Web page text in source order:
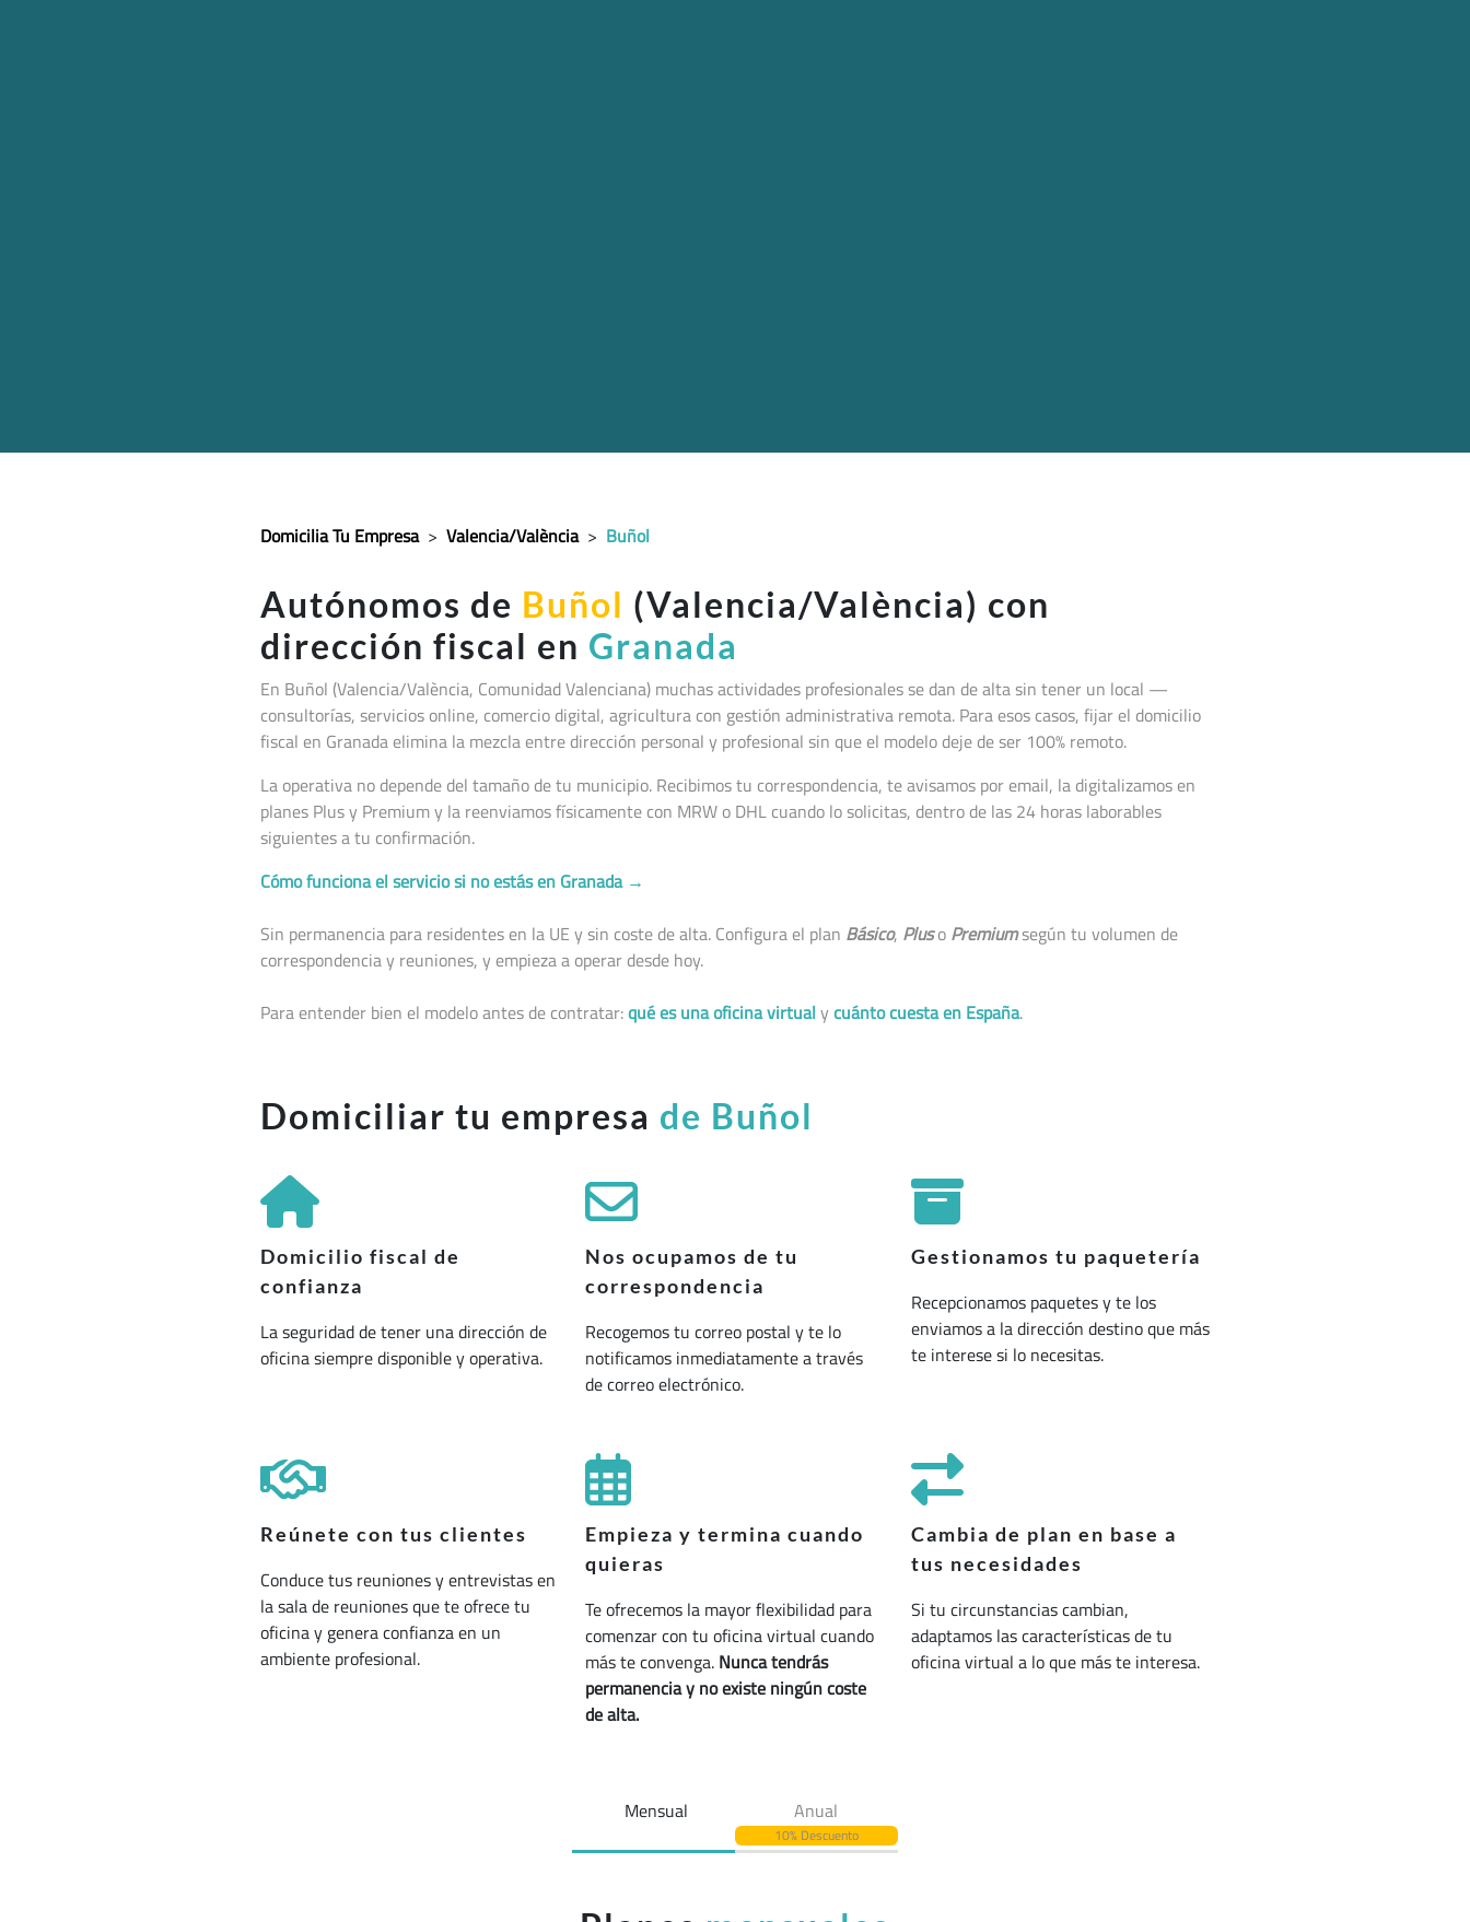
Domicilia Tu Empresa > Valencia/València > Buñol
Autónomos de Buñol (Valencia/València) con
dirección fiscal en Granada
En Buñol (Valencia/València, Comunidad Valenciana) muchas actividades profesionales se dan de alta sin tener un local —
consultorías, servicios online, comercio digital, agricultura con gestión administrativa remota. Para esos casos, fijar el domicilio
fiscal en Granada elimina la mezcla entre dirección personal y profesional sin que el modelo deje de ser 100% remoto.
La operativa no depende del tamaño de tu municipio. Recibimos tu correspondencia, te avisamos por email, la digitalizamos en
planes Plus y Premium y la reenviamos físicamente con MRW o DHL cuando lo solicitas, dentro de las 24 horas laborables
siguientes a tu confirmación.
Cómo funciona el servicio si no estás en Granada →
Sin permanencia para residentes en la UE y sin coste de alta. Configura el plan Básico, Pluso Premiumsegún tu volumen de
correspondencia y reuniones, y empieza a operar desde hoy.
Para entender bien el modelo antes de contratar:qué es una oficina virtual ycuánto cuesta en España.
Domiciliar tu empresa de Buñol
Domicilio fiscal de
confianza
La seguridad de tener una dirección de
oficina siempre disponible y operativa.
Nos ocupamos de tu
correspondencia
Recogemos tu correo postal y te lo
notificamos inmediatamente a través
de correo electrónico.
Gestionamos tu paquetería
Recepcionamos paquetes y te los
enviamos a la dirección destino que más
te interese si lo necesitas.
Reúnete con tus clientes
Conduce tus reuniones y entrevistas en
la sala de reuniones que te ofrece tu
oficina y genera confianza en un
ambiente profesional.
Empieza y termina cuando
quieras
Te ofrecemos la mayor flexibilidad para
comenzar con tu oficina virtual cuando
más te convenga. Nunca tendrás
permanencia y no existe ningún coste
de alta.
Cambia de plan en base a
tus necesidades
Si tu circunstancias cambian,
adaptamos las características de tu
oficina virtual a lo que más te interesa.
Mensual Anual
10% Descuento